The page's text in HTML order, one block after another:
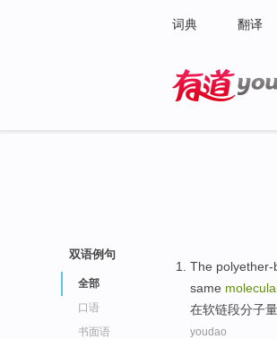
词典 翻译
双语例句
全部
口语
书面语
The polyether-
same
在软链段分子
youdao